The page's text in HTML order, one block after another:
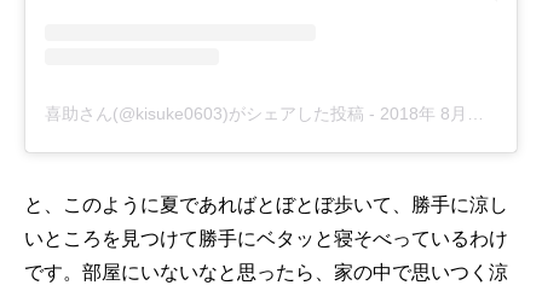
喜助さん(@kisuke0603)がシェアした投稿 - 2018年 8月月30日午前12時55分PDT
と、このように夏であればとぼとぼ歩いて、勝手に涼し
いところを見つけて勝手にベタッと寝そべっているわけ
です。部屋にいないなと思ったら、家の中で思いつく涼